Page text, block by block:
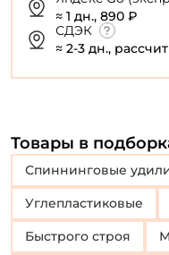
≈ 1 дн., 890 ₽
СДЭК
≈ 2-3 дн.,
Товары в
Спиннинговые
Углепластиковые
Быстрого строя